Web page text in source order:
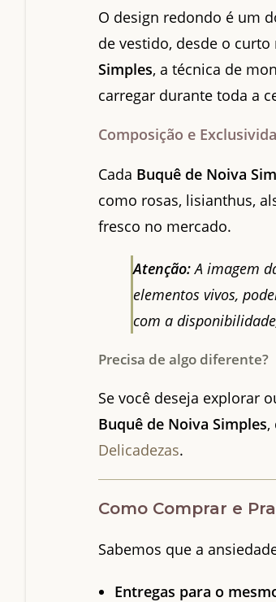
O design redondo é um
de vestido, desde o
Simples, a técnica de
carregar durante toda a
Composição e
Cada Buquê de Noiva
como rosas, lisianthus,
fresco no mercado.
Atenção:A imagem
elementos vivos,
com a
Precisa de algo diferente?
Se você deseja explorar
Buquê de Noiva Simples,
Delicadezas.
Como Comprar e
Sabemos que a
Entregas para o